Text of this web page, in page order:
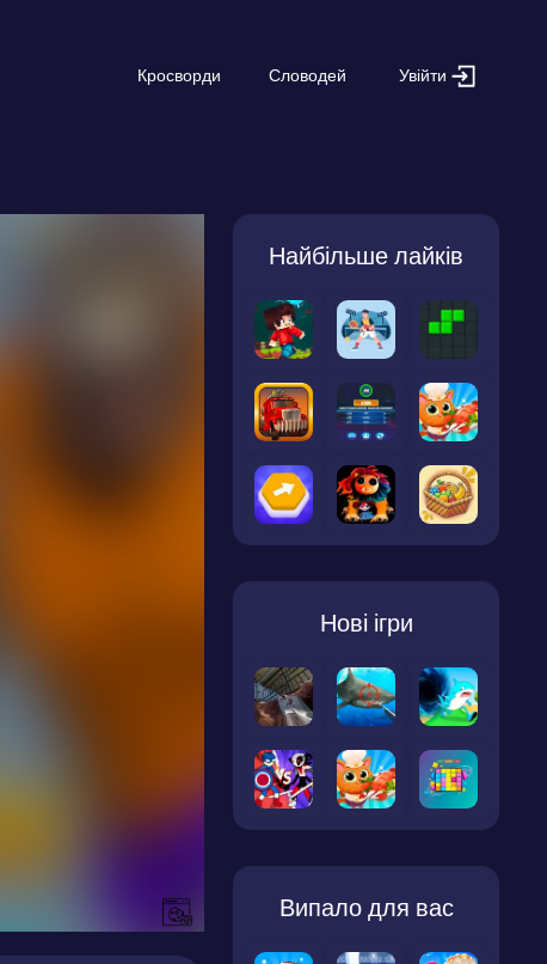
Кросворди Словодей Увійти
Найбільше лайків
Нові ігри
Випало для вас